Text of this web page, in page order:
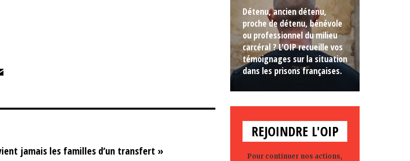
jamais les familles d’un transfert »
Détenu, ancien détenu,
proche de détenu, bénévole
ou professionnel du milieu
carcéral ? L'OIP recueille vos
témoignages sur la situation
dans les prisons françaises.
REJOINDRE L'OIP
Pour continuer nos actions,